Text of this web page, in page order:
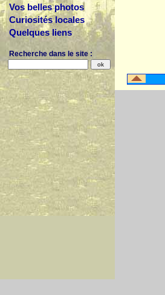
Vos belles photos
Curiosités locales
Quelques liens
Recherche dans le site :